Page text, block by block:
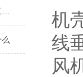
离心风机在含木质碎屑与尘土工况下的高效应用解析
机
线
风